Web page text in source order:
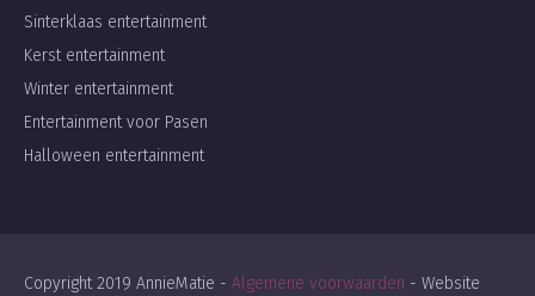
Sinterklaas entertainment
Kerst entertainment
Winter entertainment
Entertainment voor Pasen
Halloween entertainment
Copyright 2019 AnnieMatie - Algemene voorwaarden - Website